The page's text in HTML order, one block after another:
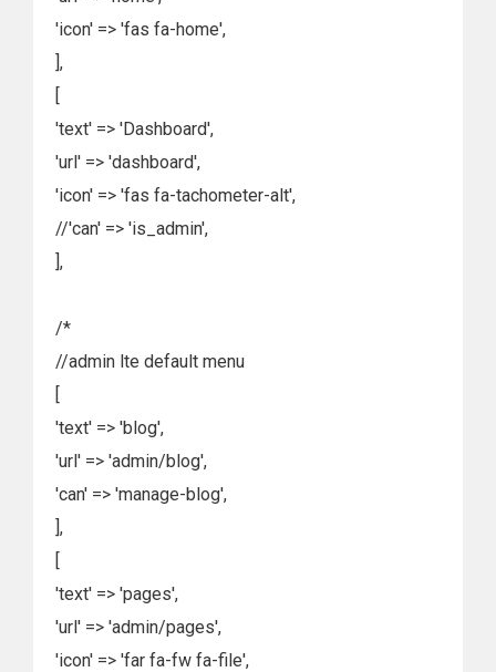
'icon' => 'fas fa-home',
],
[
'text' => 'Dashboard',
'url' => 'dashboard',
'icon' => 'fas fa-tachometer-alt',
//'can' => 'is_admin',
],
/*
//admin lte default menu
[
'text' => 'blog',
'url' => 'admin/blog',
'can' => 'manage-blog',
],
[
'text' => 'pages',
'url' => 'admin/pages',
'icon' => 'far fa-fw fa-file',